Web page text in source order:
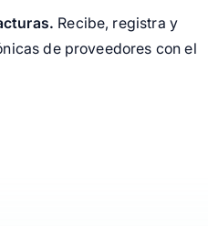
Recibe, registra y
de proveedores con el